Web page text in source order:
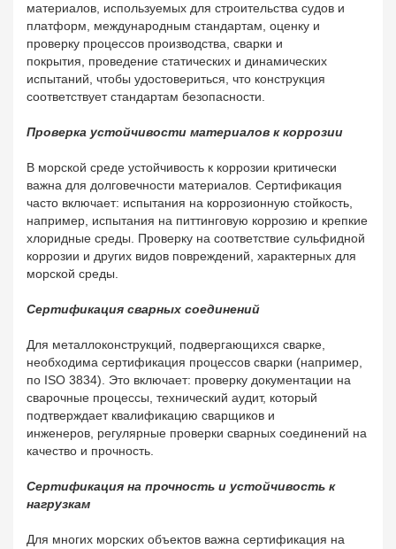
материалов, используемых для строительства судов и
платформ, международным стандартам, оценку и
проверку процессов производства, сварки и
покрытия, проведение статических и динамических
испытаний, чтобы удостовериться, что конструкция
соответствует стандартам безопасности.
Проверка устойчивости материалов к коррозии
В морской среде устойчивость к коррозии критически
важна для долговечности материалов. Сертификация
часто включает: испытания на коррозионную стойкость,
например, испытания на питтинговую коррозию и крепкие
хлоридные среды. Проверку на соответствие сульфидной
коррозии и других видов повреждений, характерных для
морской среды.
Сертификация сварных соединений
Для металлоконструкций, подвергающихся сварке,
необходима сертификация процессов сварки (например,
по ISO 3834). Это включает: проверку документации на
сварочные процессы, технический аудит, который
подтверждает квалификацию сварщиков и
инженеров, регулярные проверки сварных соединений на
качество и прочность.
Сертификация на прочность и устойчивость к
нагрузкам
Для многих морских объектов важна сертификация на